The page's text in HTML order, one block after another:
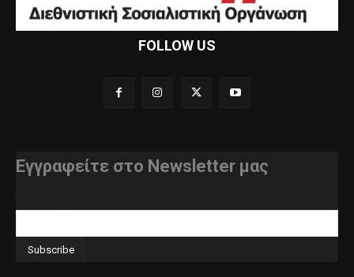
FOLLOW US
Εγγραφείτε στο Newsletter μας